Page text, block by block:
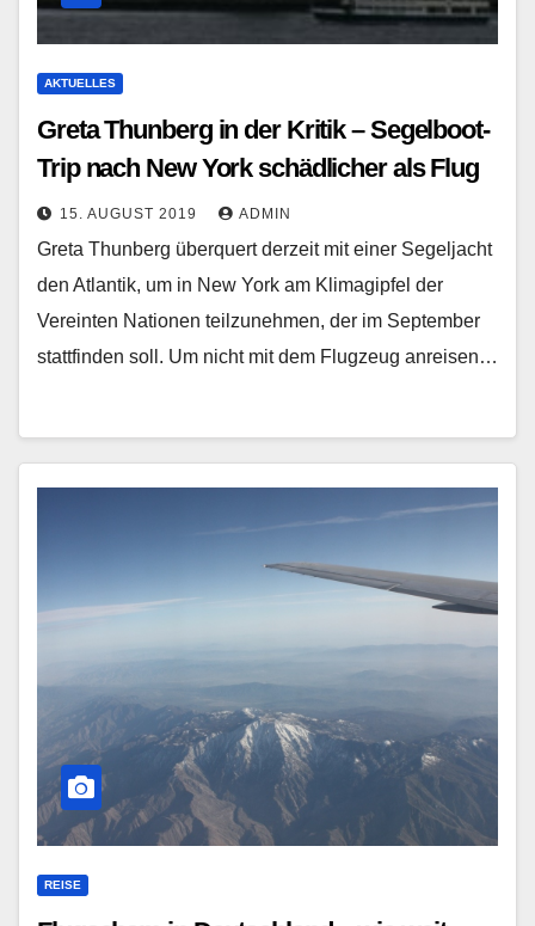
AKTUELLES
Greta Thunberg in der Kritik – Segelboot-
Trip nach New York schädlicher als Flug
15. AUGUST 2019 ADMIN
Greta Thunberg überquert derzeit mit einer Segeljacht
den Atlantik, um in New York am Klimagipfel der
Vereinten Nationen teilzunehmen, der im September
stattfinden soll. Um nicht mit dem Flugzeug anreisen…
REISE